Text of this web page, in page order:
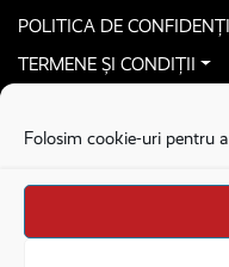
Folosim cookie-uri pentru
POLITICA DE
TERMENE ȘI CONDIȚII
Stega
Brandul Recorder e operat de